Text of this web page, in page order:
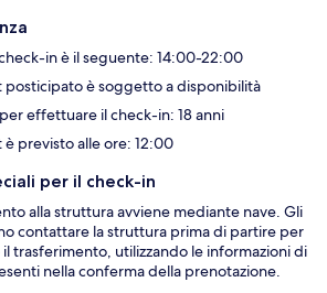
in è il seguente: 14:00-22:00
posticipato è soggetto a disponibilità
effettuare il check-in: 18 anni
previsto alle ore: 12:00
per il check-in
alla struttura avviene mediante nave. Gli
contattare la struttura prima di partire per
il trasferimento, utilizzando le informazioni di
nella conferma della prenotazione.